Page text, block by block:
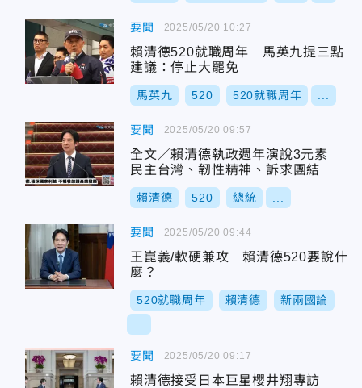
要聞
賴清德520就職周年 馬英九提三點
建議：停止大罷免
馬英九 520 520就職周年
2025/05/20 10:27
要聞
全文／賴清德執政週年演說3元素
民主台灣、韌性精神、訴求團結
賴清德 520 總統
2025/05/20 09:57
要聞
王崑義/軟硬兼攻 賴清德520要說什
麼？
520就職周年 賴清德 新兩國論
2025/05/20 09:44
要聞
賴清德接受日本巨星櫻井翔專訪
2025/05/20 09:17